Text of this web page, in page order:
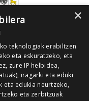
×
teknologiak erabiltzen
eta eskuratzeko, eta
zure IP helbidea,
iragarki eta eduki
eta edukia neurtzeko,
eta zerbitzuak